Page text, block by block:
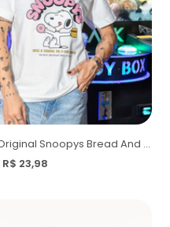
Tshirt The Original Snoopys Bread And Coffee
R$ 23,98